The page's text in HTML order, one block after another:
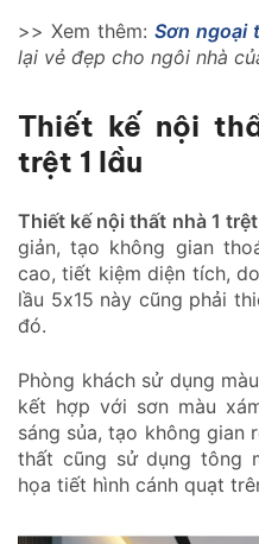
>> Xem thêm: Sơn ngoại
lại vẻ đẹp cho ngôi nhà
Thiết kế nội
trệt 1 lầu
Thiết kế nội thất nhà 1
giản, tạo không gian
cao, tiết kiệm diện tích,
lầu 5x15 này cũng phải
đó.
Phòng khách sử dụng
kết hợp với sơn màu
sáng sủa, tạo không gian
thất cũng sử dụng tông
họa tiết hình cánh quạt